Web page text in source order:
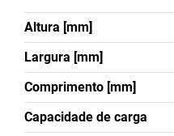
Altura [mm]
Largura [mm]
Comprimento [mm]
Capacidade de carga